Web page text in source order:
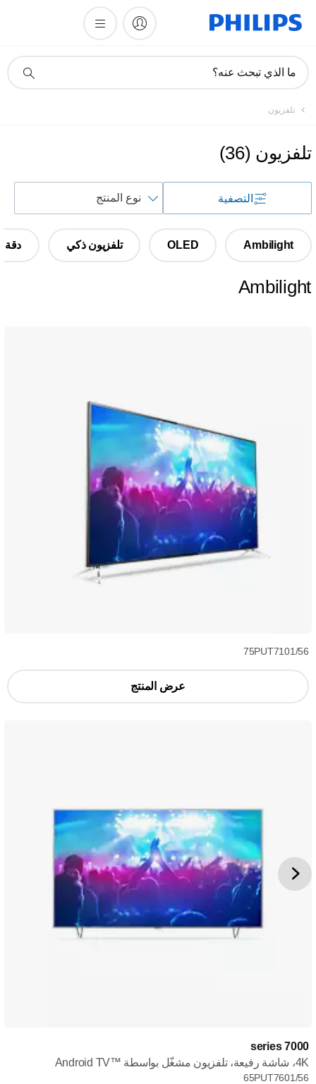
دعم
ما الذي تبحث عنه؟
تلفزيون
تلفزيون (
36
)
التصفية
حسب
Ambilight
OLED تلفزيون ذكي دقة 4K Ultra HD
Ambilight
75PUT7101/56
عرض المنتج
7000 series
4K، شاشة رفيعة، تلفزيون مشغّل بواسطة Android TV™‎
65PUT7601/56